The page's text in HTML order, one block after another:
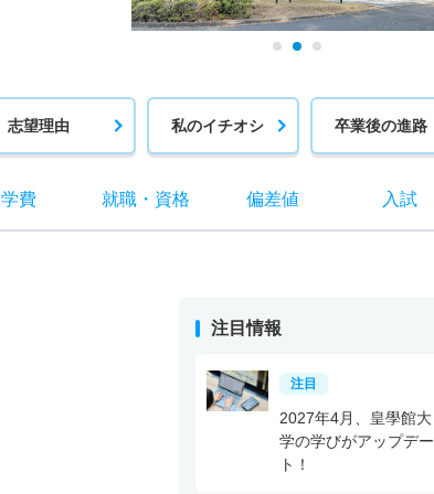
志望理由 私のイチオシ 卒業後の進路
学費 就職・ 資格 偏差値 入試
注目情報
注目
2027年4月、皇學館大
学の学びがアップデー
ト！